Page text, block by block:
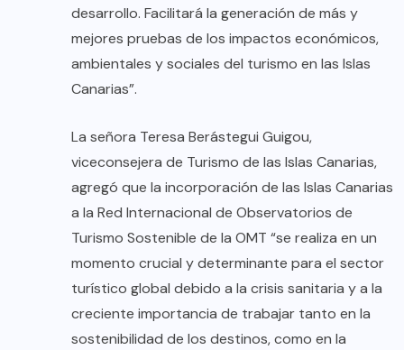
desarrollo. Facilitará la generación de más y
mejores pruebas de los impactos económicos,
ambientales y sociales del turismo en las Islas
Canarias”.
La señora Teresa Berástegui Guigou,
viceconsejera de Turismo de las Islas Canarias,
agregó que la incorporación de las Islas Canarias
a la Red Internacional de Observatorios de
Turismo Sostenible de la OMT “se realiza en un
momento crucial y determinante para el sector
turístico global debido a la crisis sanitaria y a la
creciente importancia de trabajar tanto en la
sostenibilidad de los destinos, como en la